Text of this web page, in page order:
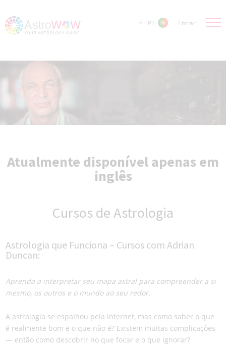
PT Entrar
Atualmente disponível apenas em
inglês
Cursos de Astrologia
Astrologia que Funciona – Cursos com Adrian
Duncan:
Aprenda a interpretar seu mapa astral para compreender a si
mesmo, os outros e o mundo ao seu redor.
A astrologia se espalhou pela internet, mas como saber o que
é realmente bom e o que não é? Existem muitas complicações
— então como descobrir no que focar e o que ignorar?